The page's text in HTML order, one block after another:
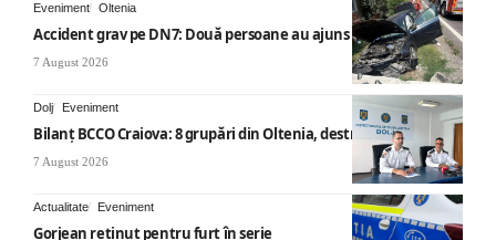
Eveniment Oltenia
Accident grav pe DN7: Două persoane au ajuns la spital
7 August 2026
Dolj Eveniment
Bilanț BCCO Craiova: 8 grupări din Oltenia, destructurate
7 August 2026
Actualitate Eveniment
Gorjean reținut pentru furt în serie